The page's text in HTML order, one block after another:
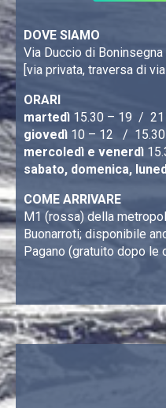
DOVE SIAMO
Via Duccio di
[via privata, traversa di
ORARI
martedì 15.30 – 19 / 21
giovedì 10 – 12 / 15.30
mercoledì e venerdì
sabato, domenica,
COME ARRIVARE
M1 (rossa) della
Buonarroti; disponibile
Pagano (gratuito dopo le